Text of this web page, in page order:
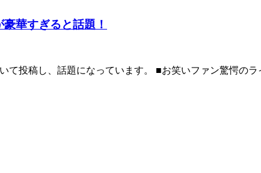
華すぎると話題！
て投稿し、話題になっています。 ■お笑いファン驚愕の